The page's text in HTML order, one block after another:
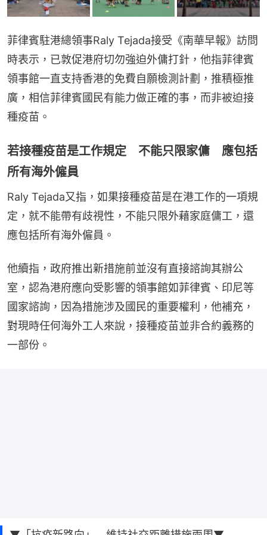
菲律賓駐港總領事Raly Tejada接受《南華早報》訪問
時表示，已敦促港府切勿強迫外傭打針，他指菲律賓
領事館一直支持香港的免費自願檢測計劃，推積極推
廣，相信菲律賓國民有能力做正確的事，而非被迫接
種疫苗。
若接種疫苗是工作規定 不能只限家傭 應包括
所有海外僱員
Raly Tejada又指，如果接種疫苗是在港工作的一項規
定，就不能帶有歧視性，不能只限外藉家庭傭工，還
應包括所有海外僱員。
他續指，政府推出新措施前並沒有直接諮詢其辦公
室，認為港府應向受影響的領事館如菲律賓、印尼等
國家諮詢，因為措施涉及國民的重要權利，他補充，
對現時任何海外工人來說，接種疫苗並非合約義務的
一部份。